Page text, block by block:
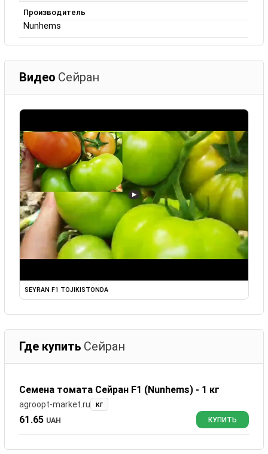
Производитель
Nunhems
Видео Сейран
▶
SEYRAN F1 TOJIKISTONDA
Где купить Сейран
Семена томата Сейран F1 (Nunhems) - 1 кг
agroopt-market.ru кг
61.65 UAH КУПИТЬ